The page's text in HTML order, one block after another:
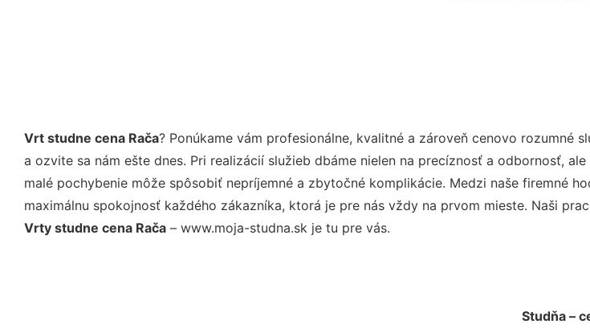
Vrt studne cena Rača? Ponúkame vám profesionálne, kvalitné a zároveň cenovo rozumné
a ozvite sa nám ešte dnes. Pri realizácií služieb dbáme nielen na precíznosť a odbornosť,
malé pochybenie môže spôsobiť nepríjemné a zbytočné komplikácie. Medzi naše firemné
maximálnu spokojnosť každého zákazníka, ktorá je pre nás vždy na prvom mieste. Naši
Vrty studne cena Rača – www.moja-studna.sk je tu pre vás.
Studňa –